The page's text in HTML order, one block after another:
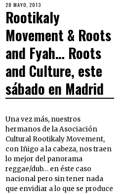
28 MAYO, 2013
Rootikaly
Movement & Roots
and Fyah… Roots
and Culture, este
sábado en Madrid
Una vez más, nuestros
hermanos de la Asociación
Cultural Rootikaly Movement,
con Iñigo a la cabeza, nos traen
lo mejor del panorama
reggae/dub… en éste caso
nacional pero sin tener nada
que envidiar a lo que se produce